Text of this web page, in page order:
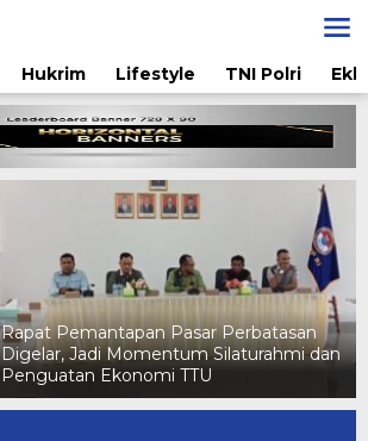
Hukrim Lifestyle TNI Polri
Pertamina Edukasi Penggunaan LPG
Aman di Jambore Daerah Pramuka X
NTT 2026